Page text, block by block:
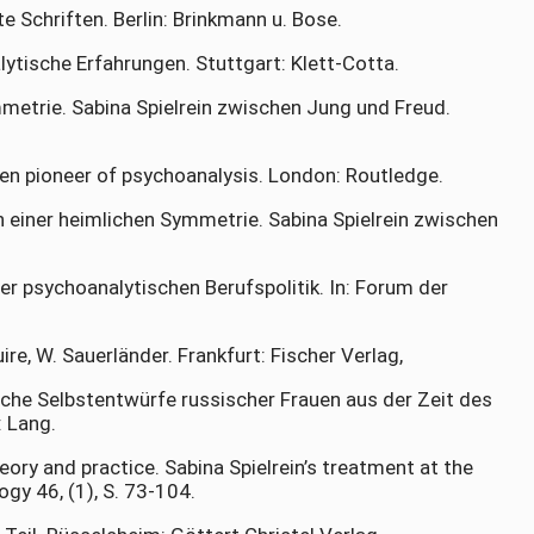
Schriften. Berlin: Brinkmann u. Bose.
Erfahrungen. Stuttgart: Klett-Cotta.
Sabina Spielrein zwischen Jung und Freud.
pioneer of psychoanalysis. London: Routledge.
heimlichen Symmetrie. Sabina Spielrein zwischen
psychoanalytischen Berufspolitik. In: Forum der
W. Sauerländer. Frankfurt: Fischer Verlag,
Selbstentwürfe russischer Frauen aus der Zeit des
and practice. Sabina Spielrein’s treatment at the
46, (1), S. 73-104.